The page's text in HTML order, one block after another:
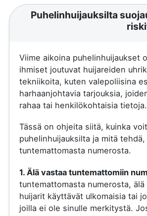
Puhelinhuijauksilta
Viime aikoina puhelinhuijaukset
ihmiset joutuvat huijareiden
tekniikoita, kuten valepoliisina
harhaanjohtavia tarjouksia,
rahaa tai henkilökohtaisia tietoja.
Tässä on ohjeita siitä, kuinka
puhelinhuijauksilta ja mitä
tuntemattomasta numerosta.
1. Älä vastaa tuntemattomiin
tuntemattomasta numerosta,
huijarit käyttävät ulkomaisia tai
joilla ei ole sinulle merkitystä.